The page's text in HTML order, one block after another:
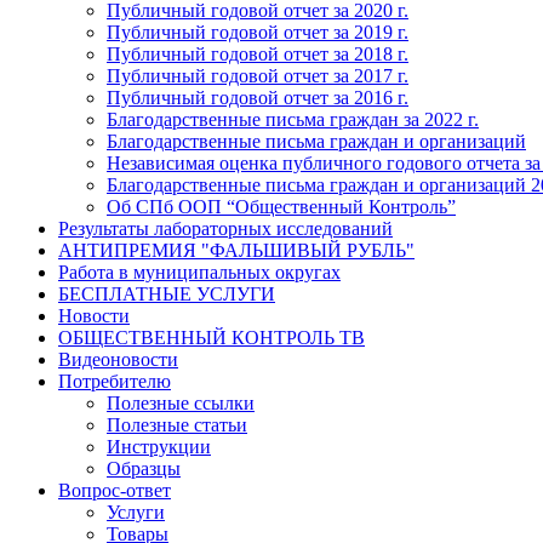
Публичный годовой отчет за 2020 г.
Публичный годовой отчет за 2019 г.
Публичный годовой отчет за 2018 г.
Публичный годовой отчет за 2017 г.
Публичный годовой отчет за 2016 г.
Благодарственные письма граждан за 2022 г.
Благодарственные письма граждан и организаций
Независимая оценка публичного годового отчета
Благодарственные письма граждан и организаций
Об СПб ООП “Общественный Контроль”
Результаты лабораторных исследований
АНТИПРЕМИЯ "ФАЛЬШИВЫЙ РУБЛЬ"
Работа в муниципальных округах
БЕСПЛАТНЫЕ УСЛУГИ
Новости
ОБЩЕСТВЕННЫЙ КОНТРОЛЬ ТВ
Видеоновости
Потребителю
Полезные ссылки
Полезные статьи
Инструкции
Образцы
Вопрос-ответ
Услуги
Товары